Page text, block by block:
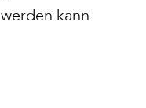
kann.